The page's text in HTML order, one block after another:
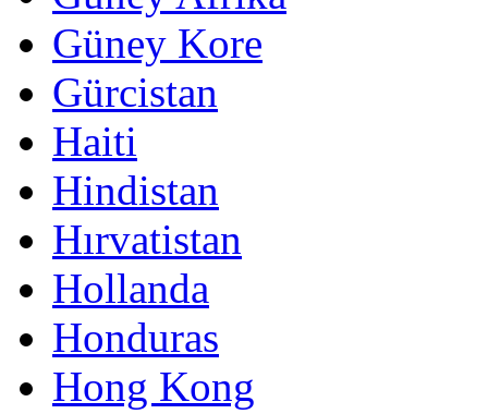
Güney Kore
Gürcistan
Haiti
Hindistan
Hırvatistan
Hollanda
Honduras
Hong Kong